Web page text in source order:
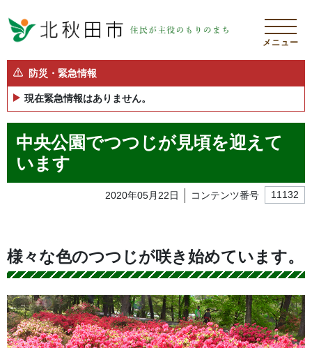
メニュー
防災・緊急情報
現在緊急情報はありません。
中央公園でつつじが見頃を迎えて
います
2020年05月22日 コンテンツ番号 11132
様々な色のつつじが咲き始めています。